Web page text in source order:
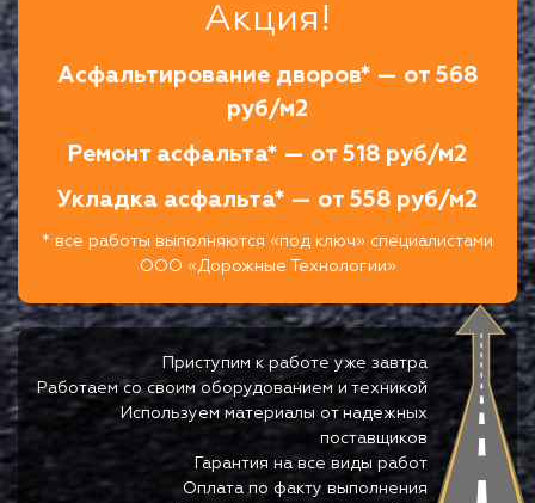
Акция!
Асфальтирование дворов* — от 568
руб/м2
Ремонт асфальта* — от 518 руб/м2
Укладка асфальта* — от 558 руб/м2
* все работы выполняются «под ключ» специалистами
ООО «Дорожные Технологии»
Приступим к работе уже завтра
Работаем со своим оборудованием и техникой
Используем материалы от надежных
поставщиков
Гарантия на все виды работ
Оплата по факту выполнения